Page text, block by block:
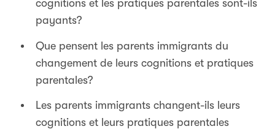
cognitions et les pratiques parentales sont-ils
payants?
Que pensent les parents immigrants du
changement de leurs cognitions et pratiques
parentales?
Les parents immigrants changent-ils leurs
cognitions et leurs pratiques parentales